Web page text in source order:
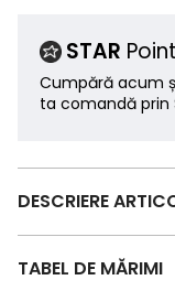
STAR
Cumpără acum
ta comandă prin
DESCRIERE
TABEL DE MĂRIMI